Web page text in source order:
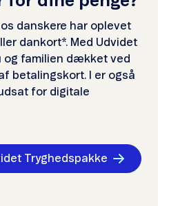
danskere har oplevet
dankort*. Med Udvidet
og familien dækket ved
betalingskort. I er også
for digitale
Tryghedspakke